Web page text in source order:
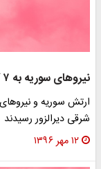
نیرو‌های سوریه به ۷ کیلومتری شهر «المیادین» رسیدند
ارتش سوریه و
شرقی دیرالزور رسیدند
۱۲ مهر ۱۳۹۶